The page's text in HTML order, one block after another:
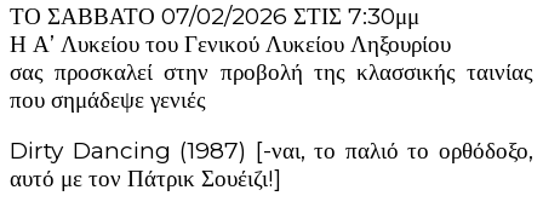
ΤΟ ΣΑΒΒΑΤΟ 07/02/2026 ΣΤΙΣ 7:30μμ
Η Α’ Λυκείου του Γενικού Λυκείου Ληξουρίου
σας προσκαλεί στην προβολή της κλασσικής ταινίας
που σημάδεψε γενιές
Dirty Dancing (1987) [-ναι, το παλιό το ορθόδοξο,
αυτό με τον Πάτρικ Σουέιζι!]